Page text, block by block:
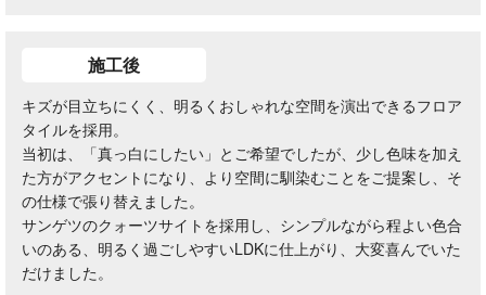
施工後
キズが目立ちにくく、明るくおしゃれな空間を演出できるフロア
タイルを採用。
当初は、「真っ白にしたい」とご希望でしたが、少し色味を加え
た方がアクセントになり、より空間に馴染むことをご提案し、そ
の仕様で張り替えました。
サンゲツのクォーツサイトを採用し、シンプルながら程よい色合
いのある、明るく過ごしやすいLDKに仕上がり、大変喜んでいた
だけました。